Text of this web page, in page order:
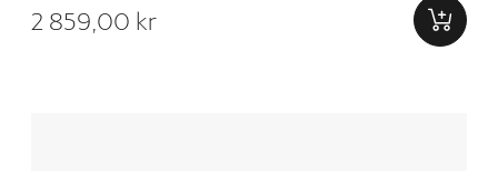
2 859,00 kr